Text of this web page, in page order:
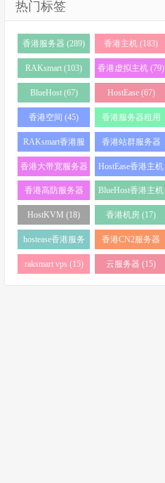
热门标签
香港服务器 (289) 香港主机 (183)
RAKsmart (103) 香港虚拟主机 (79)
BlueHost (67) HostEase (67)
香港空间 (45)
香港服务器租用
(43)
RAKsmart香港服
务器 (38)
香港站群服务器
(34)
香港大带宽服务器
(32)
HostEase香港主机
(28)
香港高防服务器
(22)
BlueHost香港主机
(21)
HostKVM (18) 香港机房 (17)
hostease香港服务
器 (17)
香港CN2服务器
(17)
raksmart vps (15) 云服务器 (15)